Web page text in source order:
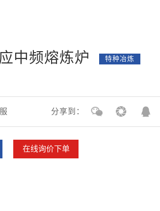
中频熔炼炉 特种冶炼
分享到：
在线询价下单